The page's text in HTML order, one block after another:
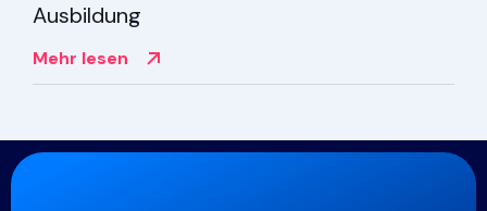
Ausbildung
Mehr lesen